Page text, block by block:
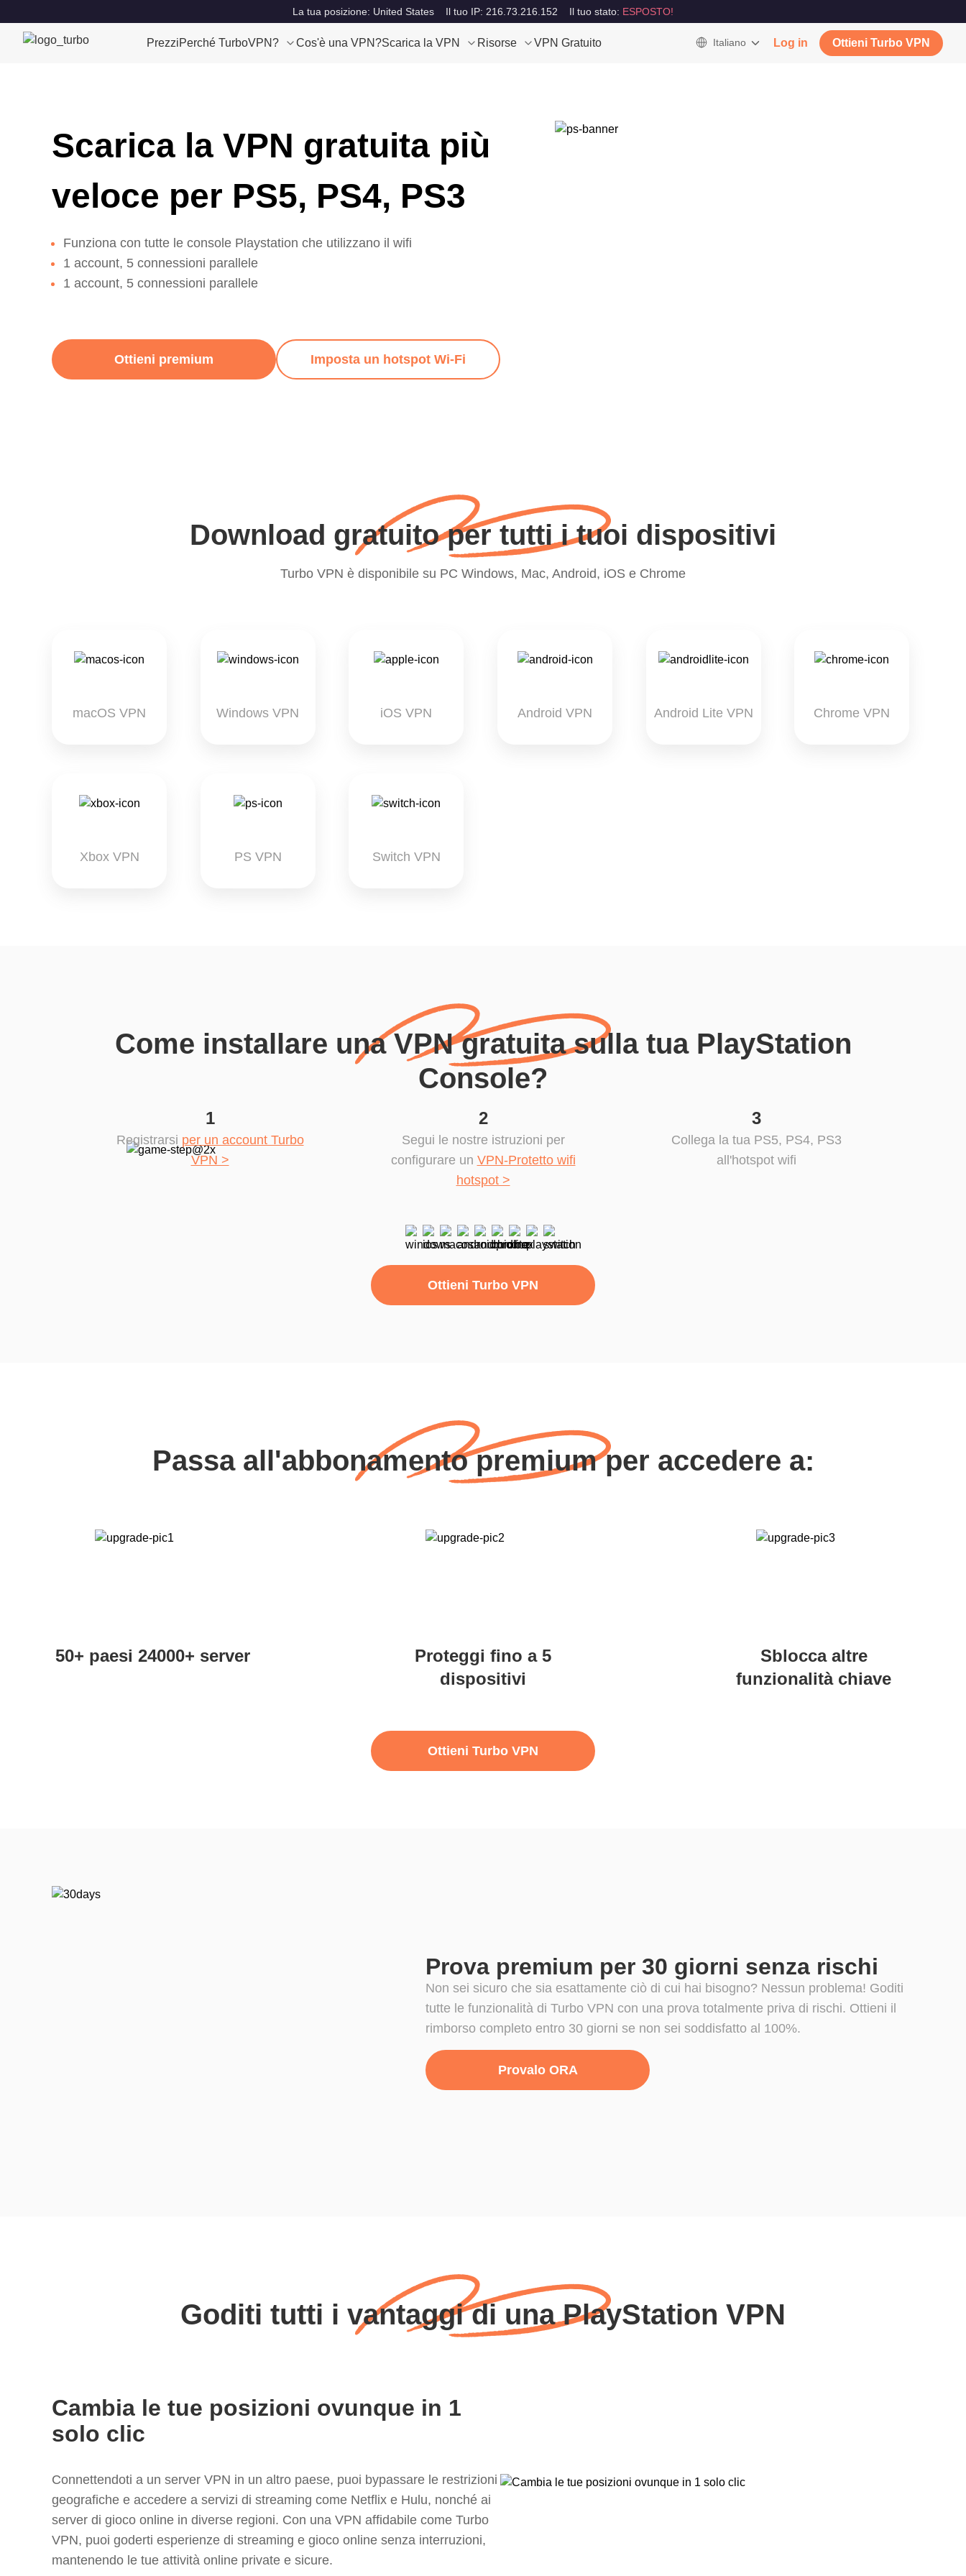
La tua posizione: United States Il tuo IP: 216.73.216.152 Il tuo stato: ESPOSTO!
PrezziPerché TurboVPN? Cos'è una VPN?Scarica la VPN Risorse VPN Gratuito Italiano Log in Ottieni Turbo VPN
Scarica la VPN gratuita più
veloce per PS5, PS4, PS3
Funziona con tutte le console Playstation che utilizzano il wifi
1 account, 5 connessioni parallele
1 account, 5 connessioni parallele
Ottieni premium Imposta un hotspot Wi-Fi
Download gratuito per tutti i tuoi dispositivi
Turbo VPN è disponibile su PC Windows, Mac, Android, iOS e Chrome
macOS VPN Windows VPN iOS VPN Android VPN Android Lite VPN Chrome VPN
Xbox VPN PS VPN Switch VPN
Come installare una VPN gratuita sulla tua PlayStation
Console?
1
Registrarsi per un account Turbo
VPN >
2
Segui le nostre istruzioni per
configurare un VPN-Protetto wifi
hotspot >
3
Collega la tua PS5, PS4, PS3
all'hotspot wifi
Ottieni Turbo VPN
Passa all'abbonamento premium per accedere a:
50+ paesi 24000+ server
Proteggi fino a 5
dispositivi
Sblocca altre
funzionalità chiave
Ottieni Turbo VPN
Prova premium per 30 giorni senza rischi
Non sei sicuro che sia esattamente ciò di cui hai bisogno? Nessun problema! Goditi
tutte le funzionalità di Turbo VPN con una prova totalmente priva di rischi. Ottieni il
rimborso completo entro 30 giorni se non sei soddisfatto al 100%.
Provalo ORA
Goditi tutti i vantaggi di una PlayStation VPN
Cambia le tue posizioni ovunque in 1
solo clic
Connettendoti a un server VPN in un altro paese, puoi bypassare le restrizioni
geografiche e accedere a servizi di streaming come Netflix e Hulu, nonché ai
server di gioco online in diverse regioni. Con una VPN affidabile come Turbo
VPN, puoi goderti esperienze di streaming e gioco online senza interruzioni,
mantenendo le tue attività online private e sicure.